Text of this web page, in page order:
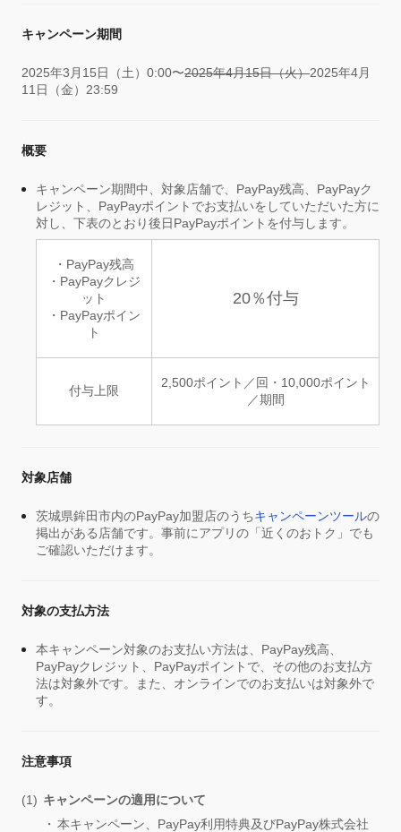
キャンペーン期間
2025年3月15日（土）0:00〜2025年4月15日（火）2025年4月
11日（金）23:59
概要
キャンペーン期間中、対象店舗で、PayPay残高、PayPayク
レジット、PayPayポイントでお支払いをしていただいた方に
対し、下表のとおり後日PayPayポイントを付与します。
・PayPay残高
・PayPayクレジ
ット
・PayPayポイン
ト
20％付与
付与上限
2,500ポイント／回・10,000ポイント
／期間
対象店舗
茨城県鉾田市内のPayPay加盟店のうちキャンペーンツールの
掲出がある店舗です。事前にアプリの「近くのおトク」でも
ご確認いただけます。
対象の支払方法
本キャンペーン対象のお支払い方法は、PayPay残高、
PayPayクレジット、PayPayポイントで、その他のお支払方
法は対象外です。また、オンラインでのお支払いは対象外で
す。
注意事項
キャンペーンの適用について
本キャンペーン、PayPay利用特典及びPayPay株式会社